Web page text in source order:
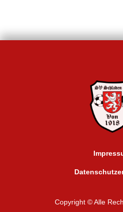
Copyright © Alle